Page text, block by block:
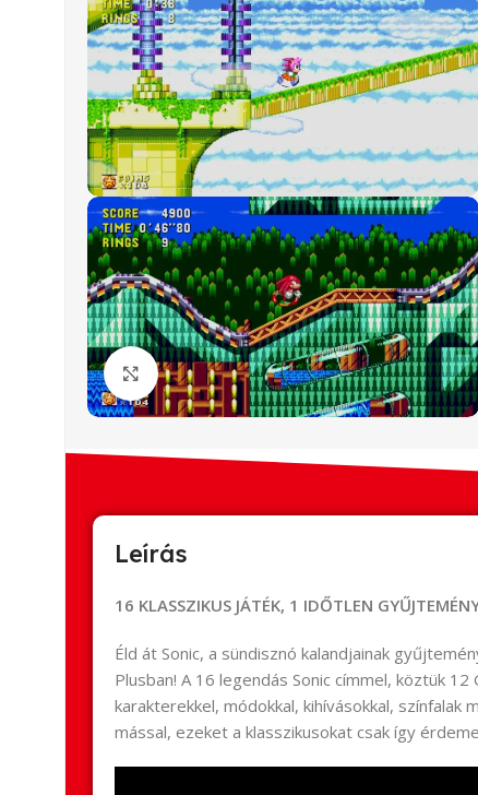
Click to enlarge
Leírás
16 KLASSZIKUS JÁTÉK, 1 IDŐTLEN
Éld át Sonic, a sündisznó kalandjainak
Plusban! A 16 legendás Sonic címmel, köztük
karakterekkel, módokkal, kihívásokkal, színfalak
mással, ezeket a klasszikusokat csak így